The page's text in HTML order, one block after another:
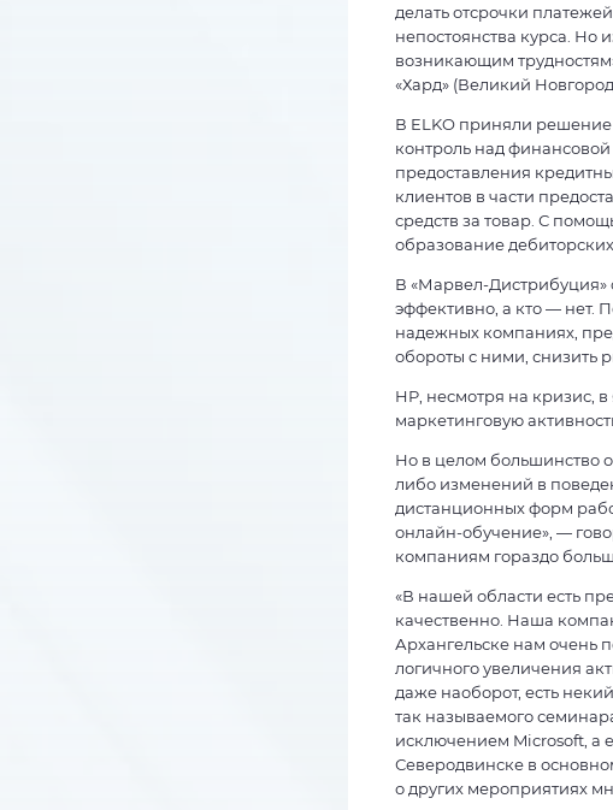
делать отсрочки
непостоянства курса. Но
возникающим
«Хард» (Великий
В ELKO приняли решение
контроль над
предоставления
клиентов в части
средств за товар. С
образование
В «Марвел-Дистрибуция»
эффективно, а кто — нет.
надежных компаниях,
обороты с ними, снизить
HP, несмотря на кризис,
маркетинговую
Но в целом большинство
либо изменений в
дистанционных форм
онлайн-обучение», —
компаниям гораздо
«В нашей области есть
качественно. Наша
Архангельске нам очень
логичного увеличения
даже наоборот, есть
так называемого
исключением Microsoft, а
Северодвинске в
о других мероприятиях